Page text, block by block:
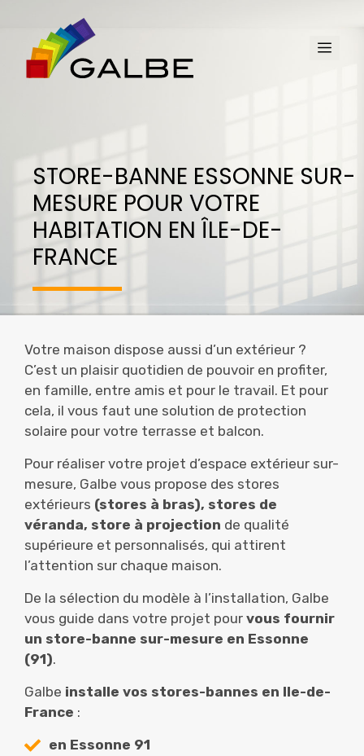
contenu
STORE-BANNE ESSONNE SUR-
MESURE POUR VOTRE
HABITATION EN ÎLE-DE-
FRANCE
Votre maison dispose aussi d’un extérieur ?
C’est un plaisir quotidien de pouvoir en profiter,
en famille, entre amis et pour le travail. Et pour
cela, il vous faut une solution de protection
solaire pour votre terrasse et balcon.
Pour réaliser votre projet d’espace extérieur sur-
mesure, Galbe vous propose des stores
extérieurs (stores à bras), stores de
véranda, store à projection de qualité
supérieure et personnalisés, qui attirent
l’attention sur chaque maison.
De la sélection du modèle à l’installation, Galbe
vous guide dans votre projet pour vous fournir
un store-banne sur-mesure en Essonne
(91).
Galbe installe vos stores-bannes en Ile-de-
France :
en Essonne 91